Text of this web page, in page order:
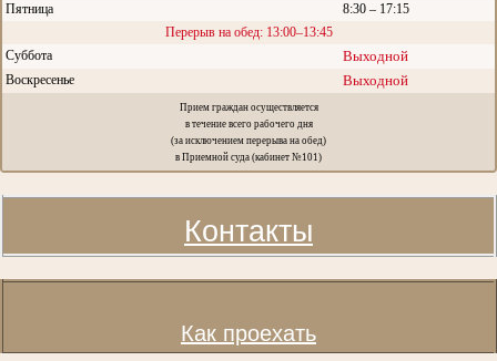
Пятница
8:30 – 17:15
Перерыв на обед: 13:00–13:45
Суббота
Выходной
Воскресенье Выходной
Прием граждан осуществляется
в течение всего рабочего дня
(за исключением перерыва на обед)
в Приемной суда (кабинет №101)
Контакты
Как проехать